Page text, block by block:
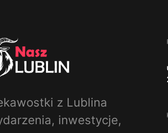
z Lublina
inwestycje,